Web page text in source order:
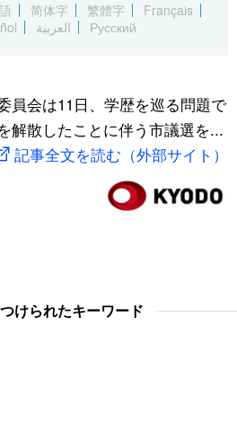
Русский
简体字 繁體字
Français
العربية Русский
員会は11日、学歴を巡る問題で
解散したことに伴う市議選を...
記事全文を読む（外部サイト）
けられたキーワード